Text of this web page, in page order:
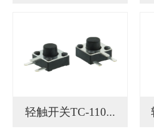
轻触开关TC-110...